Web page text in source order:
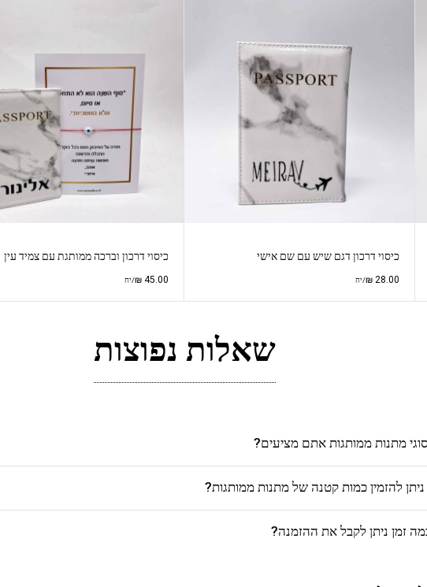
כיסוי דרכון דגם שיש עם שם אישי
₪28.00 /יח
כיסוי דרכון וברכה ממותגת עם צמיד עין
₪ 45.00 /יח
שאלות נפוצות
מתנות ממותגות אתם מציעים?
להזמין כמות קטנה של מתנות ממותגות?
זמן ניתן לקבל את ההזמנה?